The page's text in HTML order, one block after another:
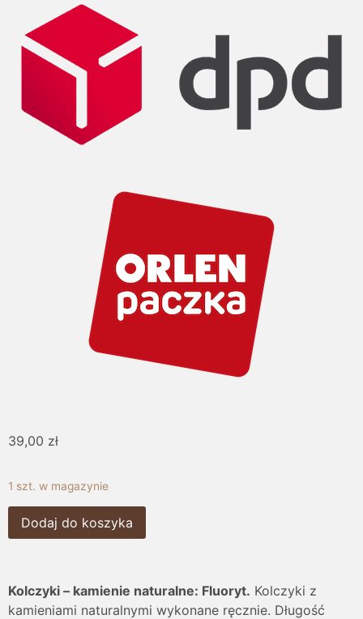
39,00 zł
1 szt. w magazynie
Dodaj do koszyka
Kolczyki – kamienie naturalne: Fluoryt. Kolczyki z
kamieniami naturalnymi wykonane ręcznie. Długość